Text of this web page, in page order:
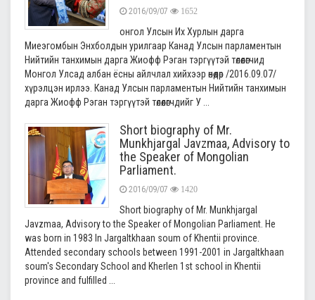
2016/09/07 1652
онгол Улсын Их Хурлын дарга
Миеэгомбын Энхболдын урилгаар Канад Улсын парламентын
Нийтийн танхимын дарга Жиофф Рэган тэргүүтэй төлөөлөгчид
Монгол Улсад албан ёсны айлчлал хийхээр өнөөдөр /2016.09.07/
хүрэлцэн ирлээ. Канад Улсын парламентын Нийтийн танхимын
дарга Жиофф Рэган тэргүүтэй төлөөлөгчдийг У ...
Short biography of Mr.
Munkhjargal Javzmaa, Advisory to
the Speaker of Mongolian
Parliament.
2016/09/07 1420
Short biography of Mr. Munkhjargal
Javzmaa, Advisory to the Speaker of Mongolian Parliament. He
was born in 1983 In Jargaltkhaan soum of Khentii province.
Attended secondary schools between 1991-2001 in Jargaltkhaan
soum's Secondary School and Kherlen 1st school in Khentii
province and fulfilled ...